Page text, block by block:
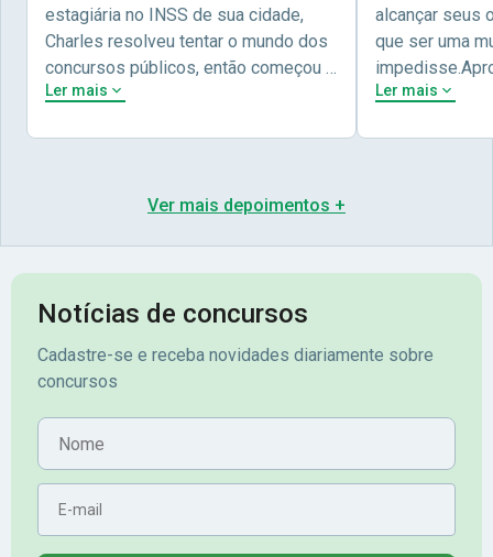
estagiária no INSS de sua cidade,
Charles resolveu tentar o mundo dos
concursos públicos, então começou a
estudar com contéudo gratuito que a
preparação completa, e o resultado
abriu o concurso para o Banco da sua
cidade, o Banrisul. Se tornou
assinante premium e em seguida
mérito no concurso do
Banrisul.Charles Kelvin Friske -
Ler mais
alcançar seus
que ser uma
concursos
sua vida e
obstáculos
Pimenta -
Ler mais
Ver mais depoimentos +
Notícias de concursos
Cadastre-se e receba novidades diariamente sobre
concursos
Nome
E-mail